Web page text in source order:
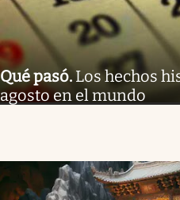
Qué pasó.Los hechos
agosto en el mundo